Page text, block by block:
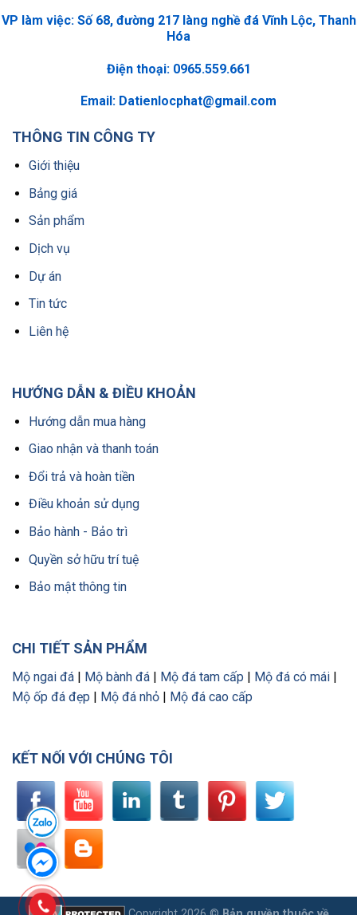
VP làm việc: Số 68, đường 217 làng nghề đá Vĩnh Lộc, Thanh
Hóa
Điện thoại: 0965.559.661
Email: Datienlocphat@gmail.com
THÔNG TIN CÔNG TY
Giới thiệu
Bảng giá
Sản phẩm
Dịch vụ
Dự án
Tin tức
Liên hệ
HƯỚNG DẪN & ĐIỀU KHOẢN
Hướng dẫn mua hàng
Giao nhận và thanh toán
Đổi trả và hoàn tiền
Điều khoản sử dụng
Bảo hành - Bảo trì
Quyền sở hữu trí tuệ
Bảo mật thông tin
CHI TIẾT SẢN PHẨM
Mộ ngai đá | Mộ bành đá | Mộ đá tam cấp | Mộ đá có mái |
Mộ ốp đá đẹp | Mộ đá nhỏ | Mộ đá cao cấp
KẾT NỐI VỚI CHÚNG TÔI